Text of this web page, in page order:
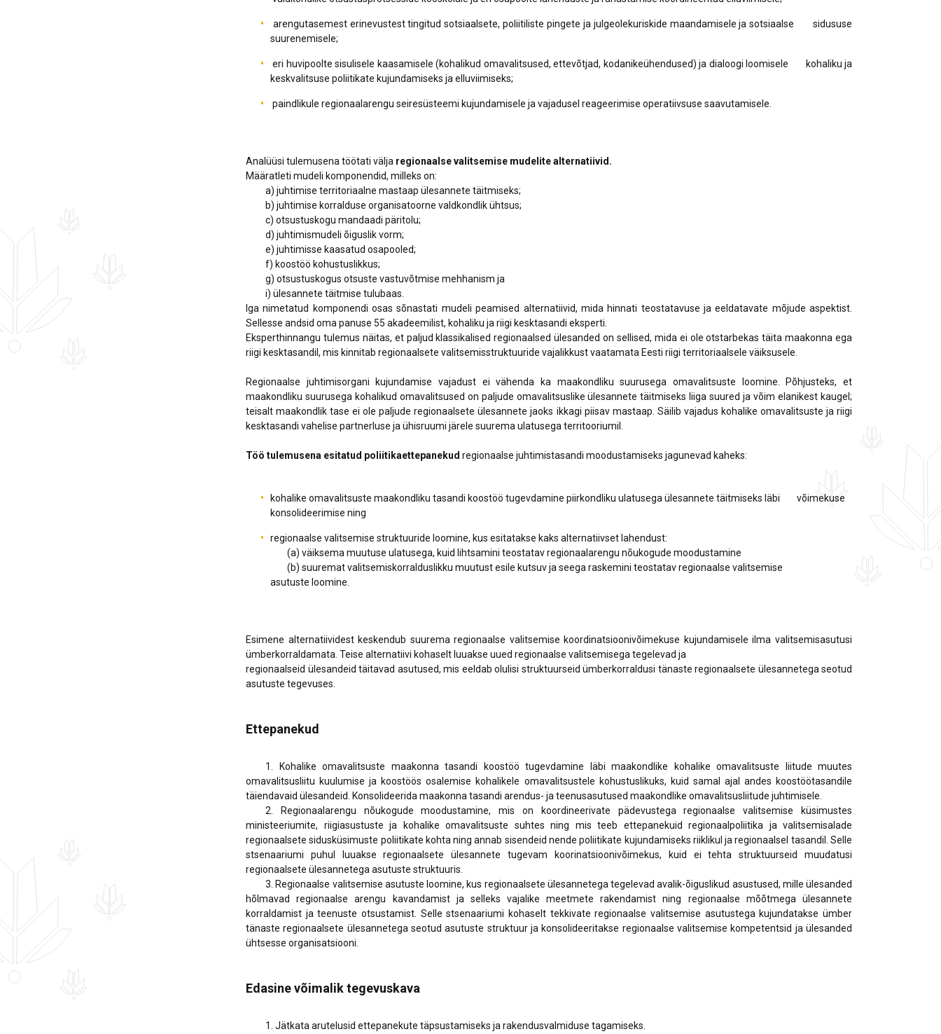
arengutasemest erinevustest tingitud sotsiaalsete, poliitiliste pingete ja julgeolekuriskide maandamisele ja sotsiaalse sidususe
suurenemisele;
eri huvipoolte sisulisele kaasamisele (kohalikud omavalitsused, ettevõtjad, kodanikeühendused) ja dialoogi loomisele kohaliku ja
keskvalitsuse poliitikate kujundamiseks ja elluviimiseks;
paindlikule regionaalarengu seiresüsteemi kujundamisele ja vajadusel reageerimise operatiivsuse saavutamisele.
Analüüsi tulemusena töötati välja regionaalse valitsemise mudelite alternatiivid.
Määratleti mudeli komponendid, milleks on:
a) juhtimise territoriaalne mastaap ülesannete täitmiseks;
b) juhtimise korralduse organisatoorne valdkondlik ühtsus;
c) otsustuskogu mandaadi päritolu;
d) juhtimismudeli õiguslik vorm;
e) juhtimisse kaasatud osapooled;
f) koostöö kohustuslikkus;
g) otsustuskogus otsuste vastuvõtmise mehhanism ja
i) ülesannete täitmise tulubaas.
Iga nimetatud komponendi osas sõnastati mudeli peamised alternatiivid, mida hinnati teostatavuse ja eeldatavate mõjude aspektist.
Sellesse andsid oma panuse 55 akadeemilist, kohaliku ja riigi kesktasandi eksperti.
Eksperthinnangu tulemus näitas, et paljud klassikalised regionaalsed ülesanded on sellised, mida ei ole otstarbekas täita maakonna ega
riigi kesktasandil, mis kinnitab regionaalsete valitsemisstruktuuride vajalikkust vaatamata Eesti riigi territoriaalsele väiksusele.
Regionaalse juhtimisorgani kujundamise vajadust ei vähenda ka maakondliku suurusega omavalitsuste loomine. Põhjusteks, et
maakondliku suurusega kohalikud omavalitsused on paljude omavalitsuslike ülesannete täitmiseks liiga suured ja võim elanikest kaugel;
teisalt maakondlik tase ei ole paljude regionaalsete ülesannete jaoks ikkagi piisav mastaap. Säilib vajadus kohalike omavalitsuste ja riigi
kesktasandi vahelise partnerluse ja ühisruumi järele suurema ulatusega territooriumil.
Töö tulemusena esitatud poliitikaettepanekud regionaalse juhtimistasandi moodustamiseks jagunevad kaheks:
kohalike omavalitsuste maakondliku tasandi koostöö tugevdamine piirkondliku ulatusega ülesannete täitmiseks läbi võimekuse
konsolideerimise ning
regionaalse valitsemise struktuuride loomine, kus esitatakse kaks alternatiivset lahendust:
(a) väiksema muutuse ulatusega, kuid lihtsamini teostatav regionaalarengu nõukogude moodustamine
(b) suuremat valitsemiskorralduslikku muutust esile kutsuv ja seega raskemini teostatav regionaalse valitsemise
asutuste loomine.
Esimene alternatiividest keskendub suurema regionaalse valitsemise koordinatsioonivõimekuse kujundamisele ilma valitsemisasutusi
ümberkorraldamata. Teise alternatiivi kohaselt luuakse uued regionaalse valitsemisega tegelevad ja
regionaalseid ülesandeid täitavad asutused, mis eeldab olulisi struktuurseid ümberkorraldusi tänaste regionaalsete ülesannetega seotud
asutuste tegevuses.
Ettepanekud
1. Kohalike omavalitsuste maakonna tasandi koostöö tugevdamine läbi maakondlike kohalike omavalitsuste liitude muutes
omavalitsusliitu kuulumise ja koostöös osalemise kohalikele omavalitsustele kohustuslikuks, kuid samal ajal andes koostöötasandile
täiendavaid ülesandeid. Konsolideerida maakonna tasandi arendus- ja teenusasutused maakondlike omavalitsusliitude juhtimisele.
2. Regionaalarengu nõukogude moodustamine, mis on koordineerivate pädevustega regionaalse valitsemise küsimustes
ministeeriumite, riigiasustuste ja kohalike omavalitsuste suhtes ning mis teeb ettepanekuid regionaalpoliitika ja valitsemisalade
regionaalsete sidusküsimuste poliitikate kohta ning annab sisendeid nende poliitikate kujundamiseks riiklikul ja regionaalsel tasandil. Selle
stsenaariumi puhul luuakse regionaalsete ülesannete tugevam koorinatsioonivõimekus, kuid ei tehta struktuurseid muudatusi
regionaalsete ülesannetega asutuste struktuuris.
3. Regionaalse valitsemise asutuste loomine, kus regionaalsete ülesannetega tegelevad avalik-õiguslikud asustused, mille ülesanded
hõlmavad regionaalse arengu kavandamist ja selleks vajalike meetmete rakendamist ning regionaalse mõõtmega ülesannete
korraldamist ja teenuste otsustamist. Selle stsenaariumi kohaselt tekkivate regionaalse valitsemise asutustega kujundatakse ümber
tänaste regionaalsete ülesannetega seotud asutuste struktuur ja konsolideeritakse regionaalse valitsemise kompetentsid ja ülesanded
ühtsesse organisatsiooni.
Edasine võimalik tegevuskava
1. Jätkata arutelusid ettepanekute täpsustamiseks ja rakendusvalmiduse tagamiseks.